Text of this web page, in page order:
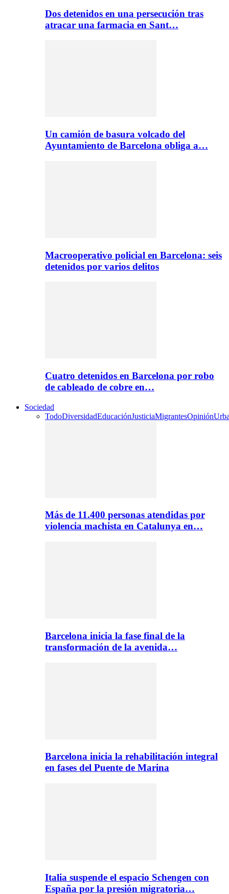
Dos detenidos en una persecución tras
atracar una farmacia en Sant…
Un camión de basura volcado del
Ayuntamiento de Barcelona obliga a…
Macrooperativo policial en Barcelona: seis
detenidos por varios delitos
Cuatro detenidos en Barcelona por robo
de cableado de cobre en…
Sociedad
TodoDiversidadEducaciónJusticiaMigrantesOpinión
Más de 11.400 personas atendidas por
violencia machista en Catalunya en…
Barcelona inicia la fase final de la
transformación de la avenida…
Barcelona inicia la rehabilitación integral
en fases del Puente de Marina
Italia suspende el espacio Schengen con
España por la presión migratoria…